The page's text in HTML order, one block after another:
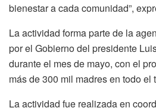
bienestar a cada comunidad”,
La actividad forma parte de la
por el Gobierno del presidente
durante el mes de mayo, con el
más de 300 mil madres en todo el
La actividad fue realizada en